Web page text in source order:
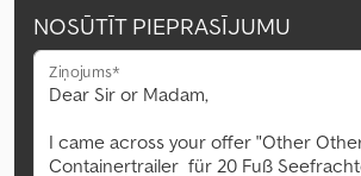
NOSŪTĪT PIEPRASĪJUMU
Ziņojums*